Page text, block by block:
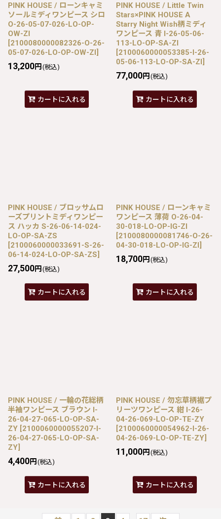
PINK HOUSE / ローンキャミ
ソールミディワンピース シロ
O-26-05-07-026-LO-OP-
OW-ZI
[2100080000082326-O-26-
05-07-026-LO-OP-OW-ZI]
13,200円 (税込)
カートに入れる
PINK HOUSE / Little Twin
Stars×PINK HOUSE A
Starry Night Wish柄ミディ
ワンピース 青 I-26-05-06-
113-LO-OP-SA-ZI
[2100060000053385-I-26-
05-06-113-LO-OP-SA-ZI]
77,000円 (税込)
カートに入れる
PINK HOUSE / ブロッサムロ
ーズプリントミディワンピー
ス ハッカ S-26-06-14-024-
LO-OP-SA-ZS
[2100060000033691-S-26-
06-14-024-LO-OP-SA-ZS]
27,500円 (税込)
カートに入れる
PINK HOUSE / ローンキャミ
ワンピース 薄荷 O-26-04-
30-018-LO-OP-IG-ZI
[2100080000081746-O-26-
04-30-018-LO-OP-IG-ZI]
18,700円 (税込)
カートに入れる
PINK HOUSE / 一輪の花総柄
半袖ワンピース ブラウン I-
26-04-27-065-LO-OP-SA-
ZY [2100060000055207-I-
26-04-27-065-LO-OP-SA-
ZY]
4,400円 (税込)
カートに入れる
PINK HOUSE / 勿忘草柄裾プ
リーツワンピース 紺 I-26-
04-26-069-LO-OP-TE-ZY
[2100060000054962-I-26-
04-26-069-LO-OP-TE-ZY]
11,000円 (税込)
カートに入れる